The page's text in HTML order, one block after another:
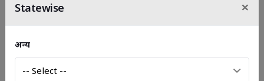
Statewise ×
अन्य